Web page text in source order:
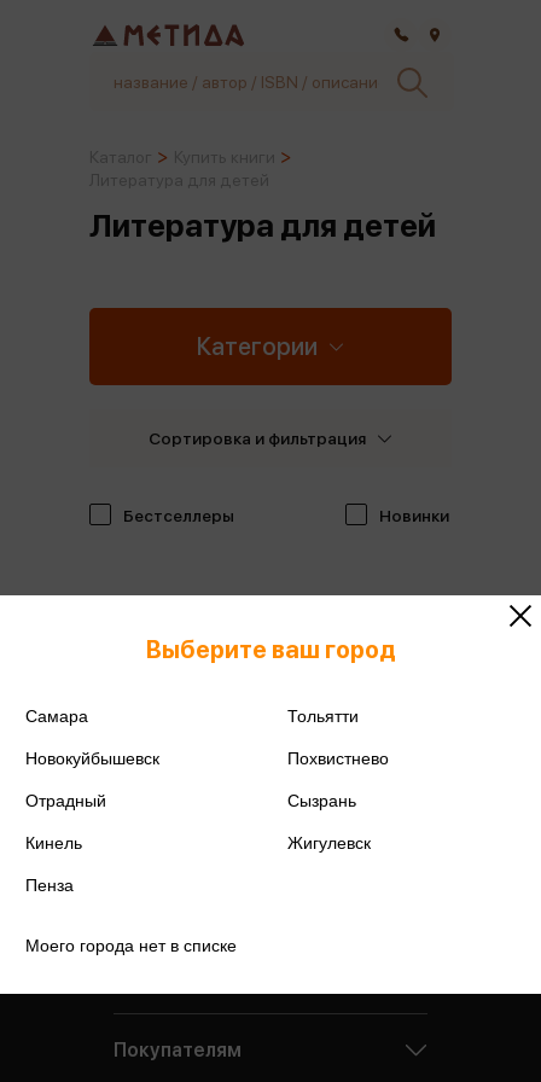
Литература для детей
Категории
Бестселлеры Новинки
Сортировка и фильтрация
Выберите ваш город
Самара Тольятти
Новокуйбышевск Похвистнево
Отрадный Сызрань
Кинель Жигулевск
Пенза
Моего города нет в списке
Покупателям